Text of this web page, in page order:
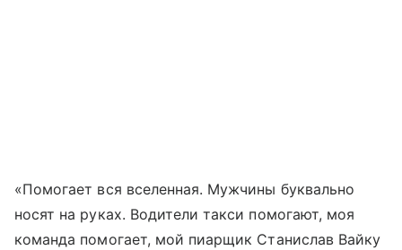
«Помогает вся вселенная. Мужчины буквально
носят на руках. Водители такси помогают, моя
команда помогает, мой пиарщик Станислав Вайку